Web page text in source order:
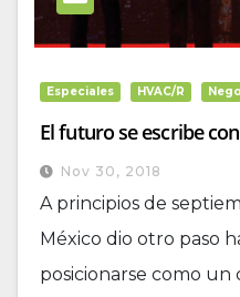
Especiales HVAC/R
El futuro se escribe
Nov 30, 2018
A principios de
México dio otro paso
posicionarse como